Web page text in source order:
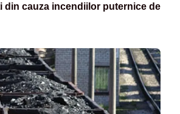
din cauza incendiilor puternice de